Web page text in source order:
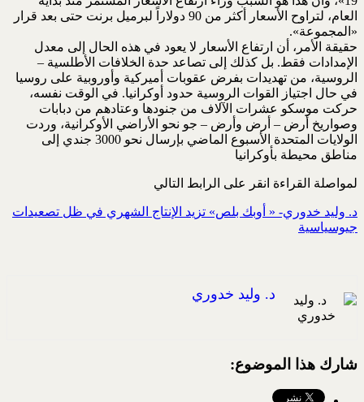
العام، لتراوح الأسعار أكثر من 90 دولاراً لبرميل برنت حتى بعد قرار
«المجموعة».
حقيقة الأمر، أن ارتفاع الأسعار لا يعود في هذه الحال إلى معدل
الإمدادات فقط. بل كذلك إلى تصاعد حدة الخلافات الأطلسية –
الروسية، من تهديدات بفرض عقوبات أميركية وأوروبية على روسيا
في حال اجتياز القوات الروسية حدود أوكرانيا. في الوقت نفسه،
حركت موسكو عشرات الآلاف من جنودها وعتادهم من دبابات
وصواريخ أرض – أرض وأرض – جو نحو الأراضي الأوكرانية، وردت
الولايات المتحدة الأسبوع الماضي بإرسال نحو 3000 جندي إلى
مناطق محيطة بأوكرانيا
لمواصلة القراءة انقر على الرابط التالي
د. وليد خدوري- « أوبك بلص» تزيد الإنتاج الشهري في ظل تصعيدات
جيوسياسية
د. وليد خدوري
شارك هذا الموضوع: